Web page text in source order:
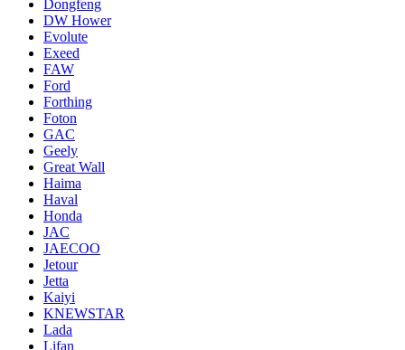
Dongfeng
DW Hower
Evolute
Exeed
FAW
Ford
Forthing
Foton
GAC
Geely
Great Wall
Haima
Haval
Honda
JAC
JAECOO
Jetour
Jetta
Kaiyi
KNEWSTAR
Lada
Lifan